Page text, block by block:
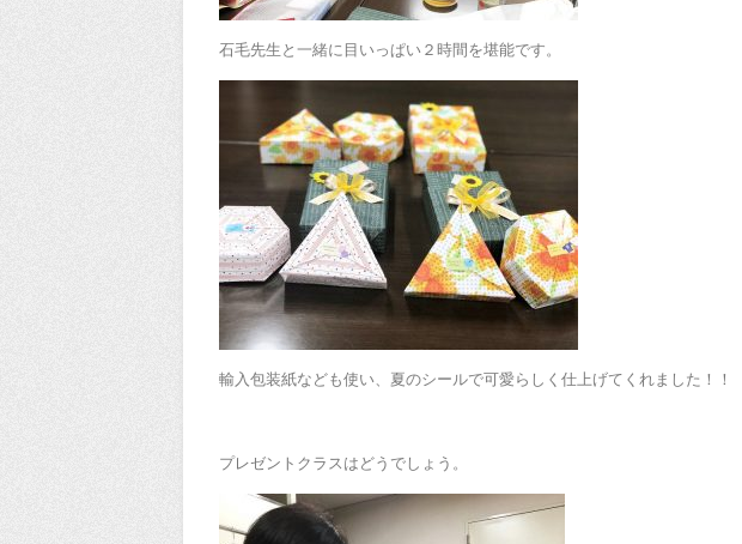
石毛先生と一緒に目いっぱい２時間を堪能です。
輸入包装紙なども使い、夏のシールで可愛らしく仕上げてくれました！！
プレゼントクラスはどうでしょう。